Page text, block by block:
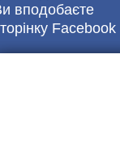
вподобаєте
Facebook